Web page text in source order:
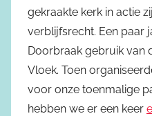
gekraakte kerk in actie
verblijfsrecht. Een paar
Doorbraak gebruik van
Vloek. Toen
voor onze toenmalige
hebben we er een keer